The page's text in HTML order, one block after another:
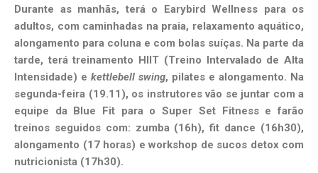
Durante as manhãs, terá o Earybird Wellness para os
adultos, com caminhadas na praia, relaxamento aquático,
alongamento para coluna e com bolas suíças. Na parte da
tarde, terá treinamento HIIT (Treino Intervalado de Alta
Intensidade) e kettlebell swing, pilates e alongamento. Na
segunda-feira (19.11), os instrutores vão se juntar com a
equipe da Blue Fit para o Super Set Fitness e farão
treinos seguidos com: zumba (16h), fit dance (16h30),
alongamento (17 horas) e workshop de sucos detox com
nutricionista (17h30).